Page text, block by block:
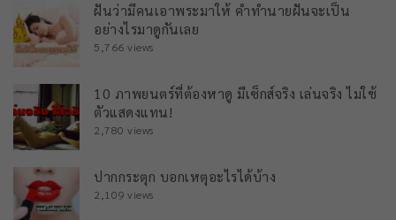
ฝันว่ามีคนเอาพระมาให้ คำทำนายฝันจะเป็น
อย่างไรมาดูกันเลย
5,766 views
10 ภาพยนตร์ที่ต้องหาดู มีเซ็กส์จริง เล่นจริง ไม่ใช้
ตัวแสดงแทน!
2,780 views
ปากกระตุก บอกเหตุอะไรได้บ้าง
2,109 views